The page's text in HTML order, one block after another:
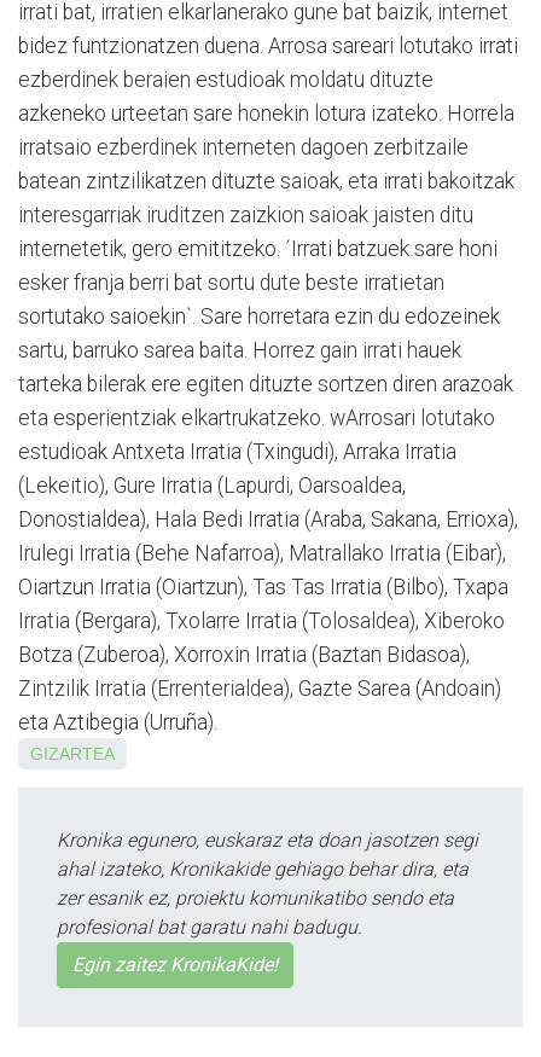
irrati bat, irratien elkarlanerako gune bat baizik, internet
bidez funtzionatzen duena. Arrosa sareari lotutako irrati
ezberdinek beraien estudioak moldatu dituzte
azkeneko urteetan sare honekin lotura izateko. Horrela
irratsaio ezberdinek interneten dagoen zerbitzaile
batean zintzilikatzen dituzte saioak, eta irrati bakoitzak
interesgarriak iruditzen zaizkion saioak jaisten ditu
internetetik, gero emititzeko. ´Irrati batzuek sare honi
esker franja berri bat sortu dute beste irratietan
sortutako saioekin`. Sare horretara ezin du edozeinek
sartu, barruko sarea baita. Horrez gain irrati hauek
tarteka bilerak ere egiten dituzte sortzen diren arazoak
eta esperientziak elkartrukatzeko. wArrosari lotutako
estudioak Antxeta Irratia (Txingudi), Arraka Irratia
(Lekeitio), Gure Irratia (Lapurdi, Oarsoaldea,
Donostialdea), Hala Bedi Irratia (Araba, Sakana, Errioxa),
Irulegi Irratia (Behe Nafarroa), Matrallako Irratia (Eibar),
Oiartzun Irratia (Oiartzun), Tas Tas Irratia (Bilbo), Txapa
Irratia (Bergara), Txolarre Irratia (Tolosaldea), Xiberoko
Botza (Zuberoa), Xorroxin Irratia (Baztan Bidasoa),
Zintzilik Irratia (Errenterialdea), Gazte Sarea (Andoain)
eta Aztibegia (Urruña).
GIZARTEA
Kronika egunero, euskaraz eta doan jasotzen segi
ahal izateko, Kronikakide gehiago behar dira, eta
zer esanik ez, proiektu komunikatibo sendo eta
profesional bat garatu nahi badugu.
Egin zaitez KronikaKide!